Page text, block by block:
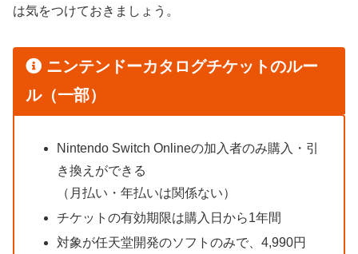
は気をつけておきましょう。
ニンテンドーカタログチケットのルー
ル（一部）
Nintendo Switch Onlineの加入者のみ購入・引
き換えができる
（月払い・年払いは関係ない）
チケットの有効期限は購入日から1年間
対象が任天堂開発のソフトのみで、4,990円